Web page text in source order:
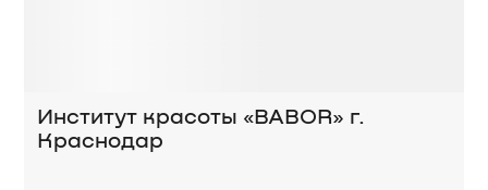
Институт красоты «BABOR» г.
Краснодар